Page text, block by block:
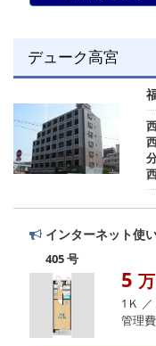
デューク高宮
インターネット使
405 号
5
1Ｋ ／
管理